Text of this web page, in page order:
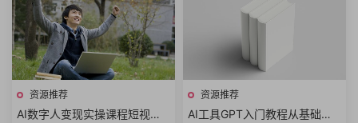
资源推荐
AI数字人变现实操课程短视频
资源推荐
AI工具GPT入门教程从基础概